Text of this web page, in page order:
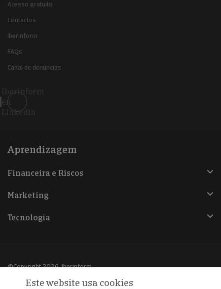
Acesso gratuito
Contactos
Iberinform
FAQs
Canal de denúncias
Iberinform
en
Linkedin
Aprendizagem
Financeira e Riscos
Marketing
Tecnologia
@Copyright 2026, Iberinform
Este website usa cookies